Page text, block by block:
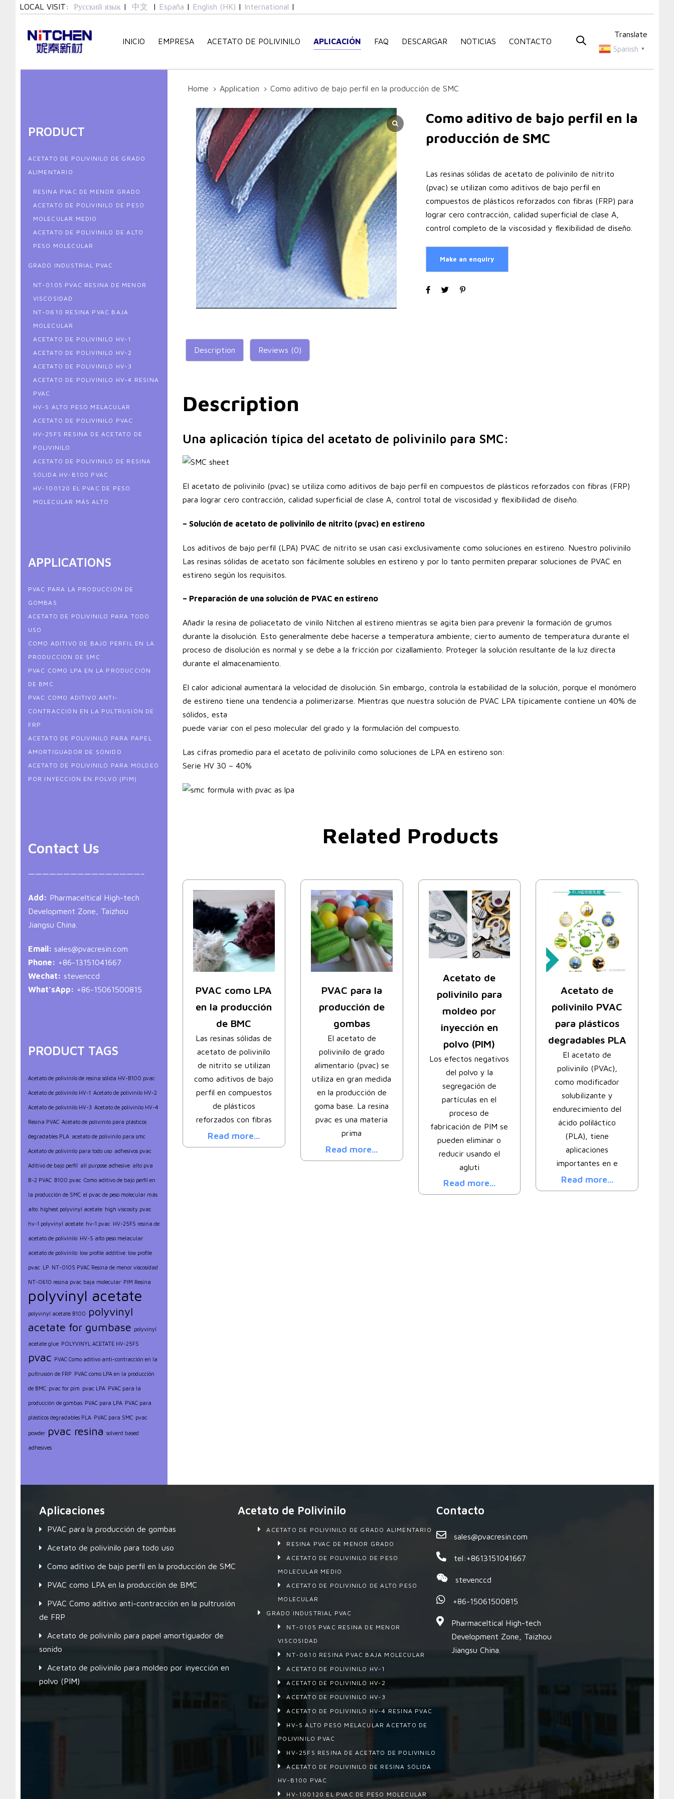
navigation
LOCAL VISIT: Русский язык | 中文 | España | English (HK) | International |
INICIO EMPRESA ACETATO DE POLIVINILO APLICACIÓN FAQ DESCARGAR NOTICIAS CONTACTO
Translate
Spanish ▼
PRODUCT
ACETATO DE POLIVINILO DE GRADO
ALIMENTARIO
RESINA PVAC DE MENOR GRADO
ACETATO DE POLIVINILO DE PESO
MOLECULAR MEDIO
ACETATO DE POLIVINILO DE ALTO
PESO MOLECULAR
GRADO INDUSTRIAL PVAC
NT-0105 PVAC RESINA DE MENOR
VISCOSIDAD
NT-0610 RESINA PVAC BAJA
MOLECULAR
ACETATO DE POLIVINILO HV-1
ACETATO DE POLIVINILO HV-2
ACETATO DE POLIVINILO HV-3
ACETATO DE POLIVINILO HV-4 RESINA
PVAC
HV-S ALTO PESO MELACULAR
ACETATO DE POLIVINILO PVAC
HV-25FS RESINA DE ACETATO DE
POLIVINILO
ACETATO DE POLIVINILO DE RESINA
SÓLIDA HV-B100 PVAC
HV-100120 EL PVAC DE PESO
MOLECULAR MÁS ALTO
APPLICATIONS
PVAC PARA LA PRODUCCIÓN DE
GOMBAS
ACETATO DE POLIVINILO PARA TODO
USO
COMO ADITIVO DE BAJO PERFIL EN LA
PRODUCCIÓN DE SMC
PVAC COMO LPA EN LA PRODUCCIÓN
DE BMC
PVAC COMO ADITIVO ANTI-
CONTRACCIÓN EN LA PULTRUSIÓN DE
FRP
ACETATO DE POLIVINILO PARA PAPEL
AMORTIGUADOR DE SONIDO
ACETATO DE POLIVINILO PARA MOLDEO
POR INYECCIÓN EN POLVO (PIM)
Contact Us
————————————————–
Add: Pharmaceltical High-tech
Development Zone, Taizhou
Jiangsu China.
Email: sales@pvacresin.com
Phone: +86-13151041667
Wechat: stevenccd
What’sApp: +86-15061500815
PRODUCT TAGS
Acetato de polivinilo de resina sólida HV-B100 pvac
Acetato de polivinilo HV-1 Acetato de polivinilo HV-2
Acetato de polivinilo HV-3 Acetato de polivinilo HV-4
Resina PVAC Acetato de polivinilo para plásticos
degradables PLA acetato de polivinilo para smc
Acetato de polivinilo para todo uso adhesivos pvac
Aditivo de bajo perfil all purpose adhesive alto pva
B-2 PVAC B100 pvac Como aditivo de bajo perfil en
la producción de SMC el pvac de peso molecular más
alto highest polyvinyl acetate high viscosity pvac
hv-1 polyvinyl acetate hv-1 pvac HV-25FS resina de
acetato de polivinilo HV-S alto peso melacular
acetato de polivinilo low profile additive low profile
pvac LP NT-0105 PVAC Resina de menor viscosidad
NT-0610 resina pvac baja molecular PIM Resina
polyvinyl acetate
polyvinyl acetate B100
polyvinyl
acetate for gumbase polyvinyl
acetate glue POLYVINYL ACETATE HV-25FS
pvac PVAC Como aditivo anti-contracción en la
pultrusión de FRP PVAC como LPA en la producción
de BMC pvac for pim pvac LPA PVAC para la
producción de gombas PVAC para LPA PVAC para
plásticos degradables PLA PVAC para SMC pvac
powder pvac resina solvent based
adhesives
Home Application Como aditivo de bajo perfil en la producción de SMC
Como aditivo de bajo perfil en la
producción de SMC
Las resinas sólidas de acetato de polivinilo de nitrito
(pvac) se utilizan como aditivos de bajo perfil en
compuestos de plásticos reforzados con fibras (FRP) para
lograr cero contracción, calidad superficial de clase A,
control completo de la viscosidad y flexibilidad de diseño.
Description Reviews (0)
Description
Una aplicación típica del acetato de polivinilo para SMC:
El acetato de polivinilo (pvac) se utiliza como aditivos de bajo perfil en compuestos de plásticos reforzados con fibras (FRP)
para lograr cero contracción, calidad superficial de clase A, control total de viscosidad y flexibilidad de diseño.
– Solución de acetato de polivinilo de nitrito (pvac) en estireno
Los aditivos de bajo perfil (LPA) PVAC de nitrito se usan casi exclusivamente como soluciones en estireno. Nuestro polivinilo
Las resinas sólidas de acetato son fácilmente solubles en estireno y por lo tanto permiten preparar soluciones de PVAC en
estireno según los requisitos.
– Preparación de una solución de PVAC en estireno
Añadir la resina de poliacetato de vinilo Nitchen al estireno mientras se agita bien para prevenir la formación de grumos
durante la disolución. Esto generalmente debe hacerse a temperatura ambiente; cierto aumento de temperatura durante el
proceso de disolución es normal y se debe a la fricción por cizallamiento. Proteger la solución resultante de la luz directa
durante el almacenamiento.
El calor adicional aumentará la velocidad de disolución. Sin embargo, controla la estabilidad de la solución, porque el monómero
de estireno tiene una tendencia a polimerizarse. Mientras que nuestra solución de PVAC LPA típicamente contiene un 40% de
sólidos, esta
puede variar con el peso molecular del grado y la formulación del compuesto.
Las cifras promedio para el acetato de polivinilo como soluciones de LPA en estireno son:
Serie HV 30 – 40%
Related Products
PVAC como LPA
en la producción
de BMC
Las resinas sólidas de
acetato de polivinilo
de nitrito se utilizan
como aditivos de bajo
perfil en compuestos
de plásticos
reforzados con fibras
Read more...
PVAC para la
producción de
gombas
El acetato de
polivinilo de grado
alimentario (pvac) se
utiliza en gran medida
en la producción de
goma base. La resina
pvac es una materia
prima
Read more...
Acetato de
polivinilo para
moldeo por
inyección en
polvo (PIM)
Los efectos negativos
del polvo y la
segregación de
partículas en el
proceso de
fabricación de PIM se
pueden eliminar o
reducir usando el
agluti
Read more...
Acetato de
polivinilo PVAC
para plásticos
degradables PLA
El acetato de
polivinilo (PVAc),
como modificador
solubilizante y
endurecimiento del
ácido poliláctico
(PLA), tiene
aplicaciones
importantes en e
Read more...
Aplicaciones
PVAC para la producción de gombas
Acetato de polivinilo para todo uso
Como aditivo de bajo perfil en la producción de SMC
PVAC como LPA en la producción de BMC
PVAC Como aditivo anti-contracción en la pultrusión
de FRP
Acetato de polivinilo para papel amortiguador de
sonido
Acetato de polivinilo para moldeo por inyección en
polvo (PIM)
Acetato de Polivinilo
ACETATO DE POLIVINILO DE GRADO ALIMENTARIO
RESINA PVAC DE MENOR GRADO
ACETATO DE POLIVINILO DE PESO
MOLECULAR MEDIO
ACETATO DE POLIVINILO DE ALTO PESO
MOLECULAR
GRADO INDUSTRIAL PVAC
NT-0105 PVAC RESINA DE MENOR
VISCOSIDAD
NT-0610 RESINA PVAC BAJA MOLECULAR
ACETATO DE POLIVINILO HV-1
ACETATO DE POLIVINILO HV-2
ACETATO DE POLIVINILO HV-3
ACETATO DE POLIVINILO HV-4 RESINA PVAC
HV-S ALTO PESO MELACULAR ACETATO DE
POLIVINILO PVAC
HV-25FS RESINA DE ACETATO DE POLIVINILO
ACETATO DE POLIVINILO DE RESINA SÓLIDA
HV-B100 PVAC
HV-100120 EL PVAC DE PESO MOLECULAR
Contacto
sales@pvacresin.com
tel:+8613151041667
stevenccd
+86-15061500815
Pharmaceltical High-tech
Development Zone, Taizhou
Jiangsu China.